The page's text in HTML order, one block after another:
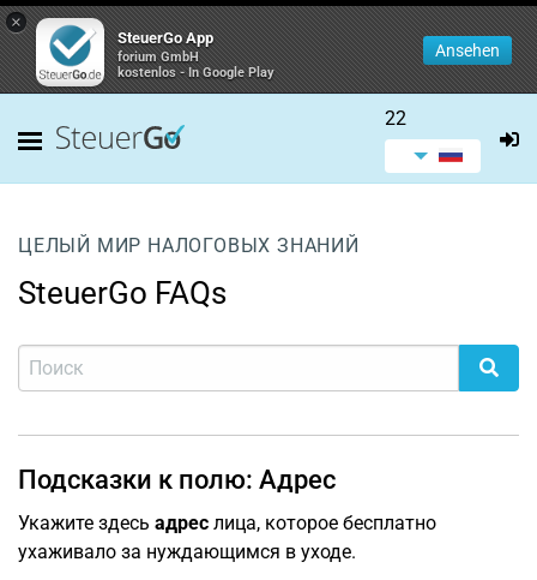
×
SteuerGo App
forium GmbH
kostenlos - In Google Play
Ansehen
22
ЦЕЛЫЙ МИР НАЛОГОВЫХ ЗНАНИЙ
SteuerGo FAQs
Подсказки к полю: Адрес
Укажите здесь адрес лица, которое бесплатно
ухаживало за нуждающимся в уходе.